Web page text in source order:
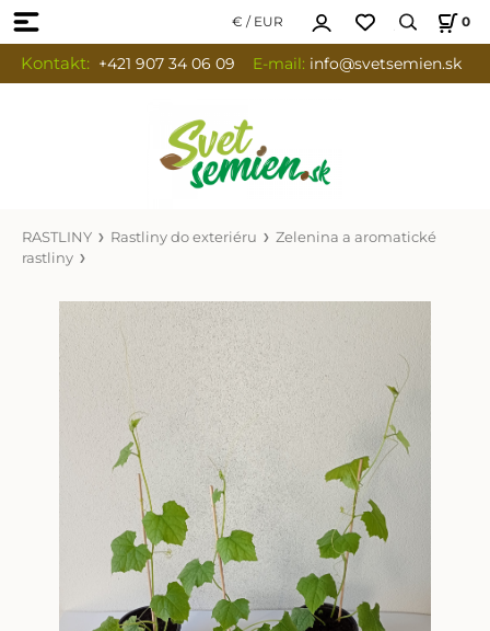
€ / EUR 0
Kontakt:+421 907 34 06 09 E-mail: info@svetsemien.sk
RASTLINY Rastliny do exteriéru
Zelenina a aromatické
rastliny